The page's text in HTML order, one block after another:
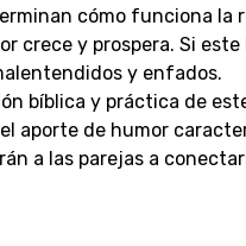
cómo funciona la
crece y prospera. Si
y enfados.
bíblica y práctica de
aporte de humor
a las parejas a